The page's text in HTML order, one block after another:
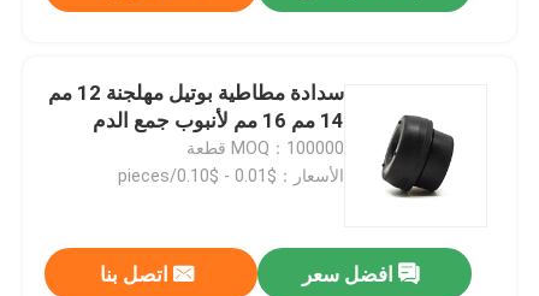
المنتجات
حول بنا
سدادة مطاطية بوتيل مهلجنة 12 مم
14 مم 16 مم لأنبوب جمع الدم
MOQ：100000 قطعة
الأسعار：$0.01 - $0.10/pieces
افضل سعر اتصل بنا
ملحقات تسريب موسع مهبلي مضاءة غير سامة وغير مهيجة